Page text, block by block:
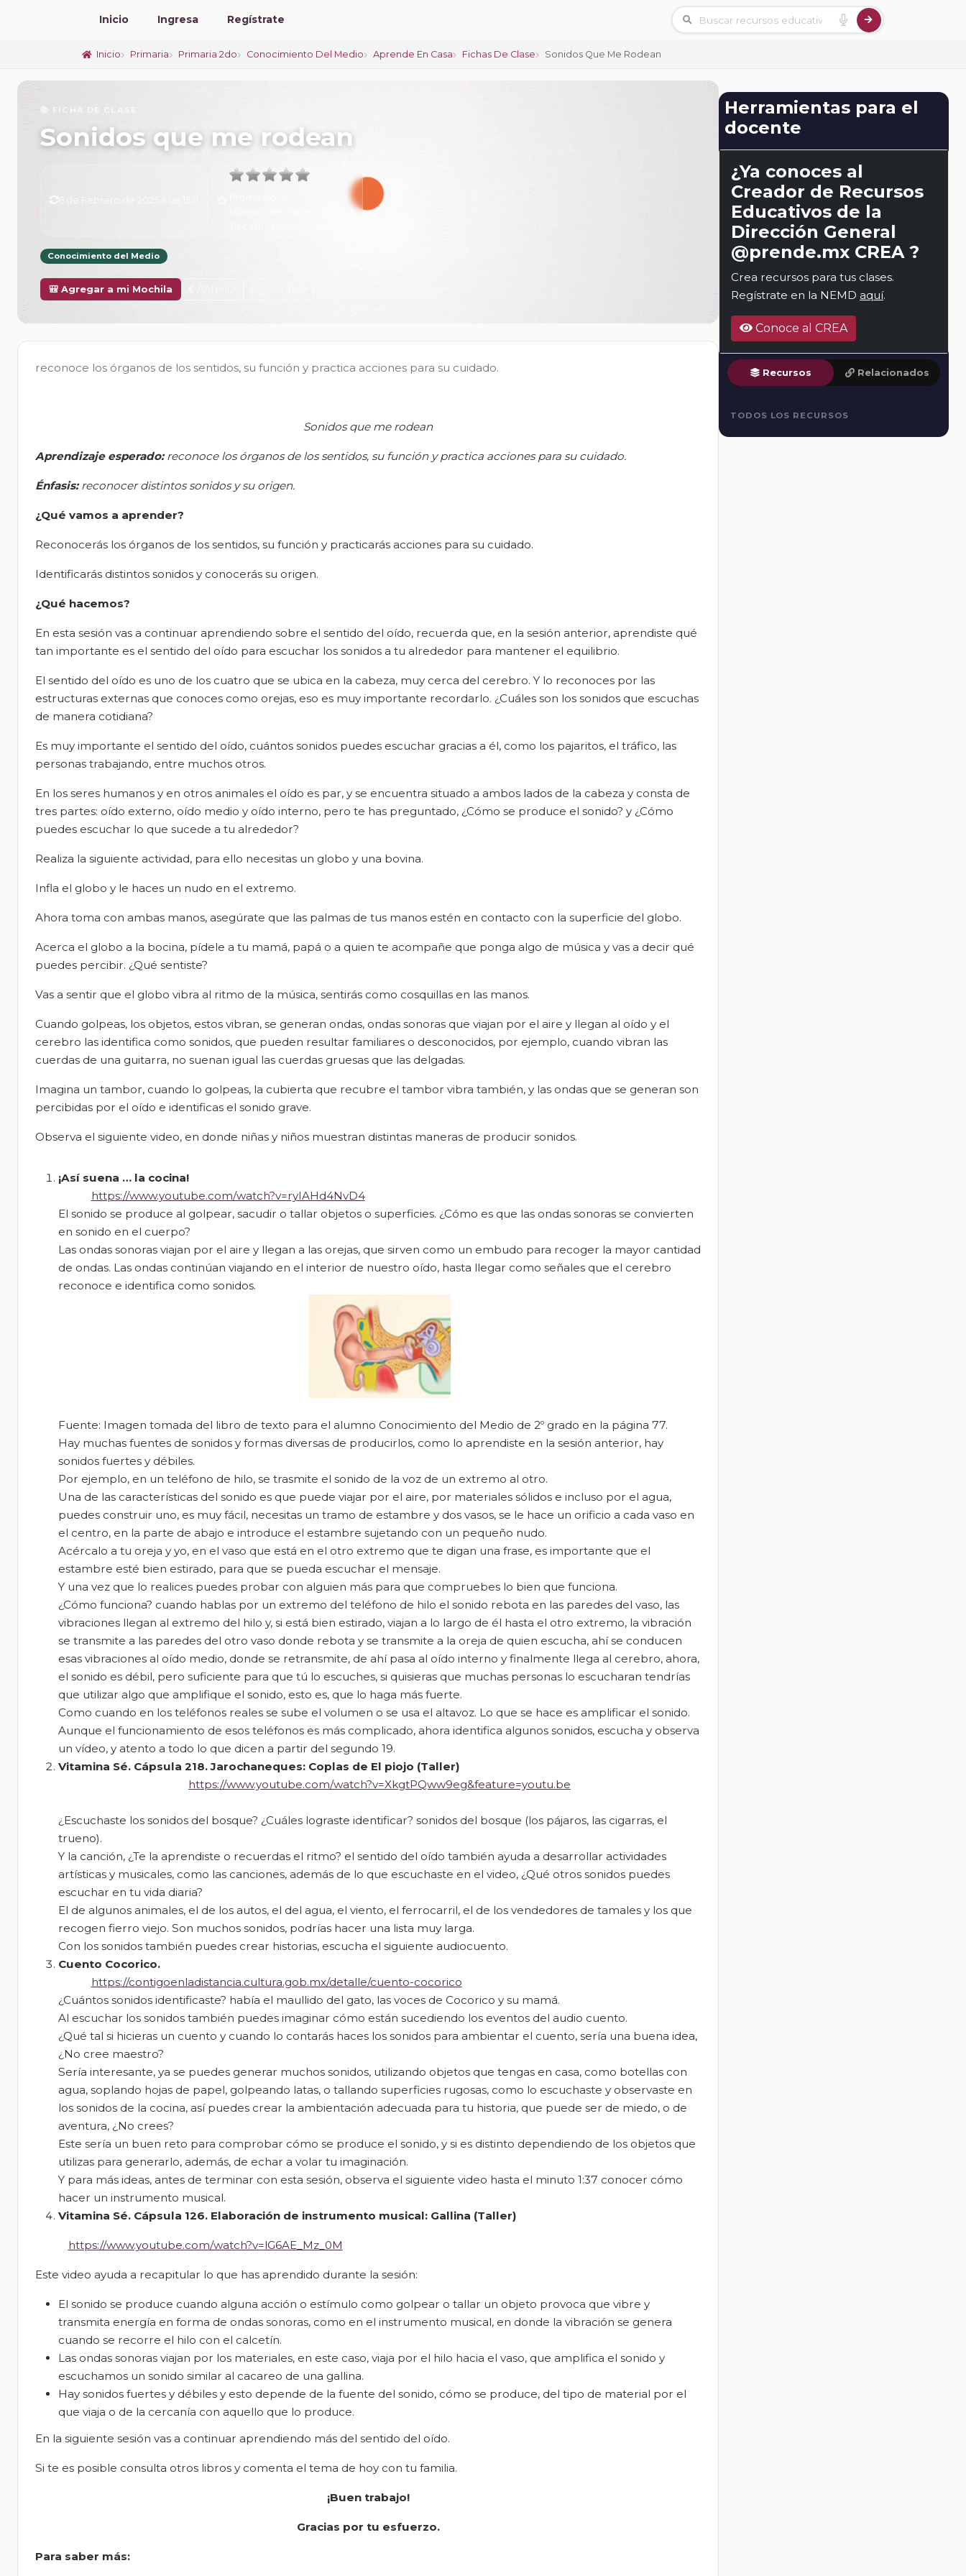
Inicio Ingresa Regístrate
Inicio Primaria Primaria 2do Conocimiento Del Medio Aprende En Casa Fichas De Clase Sonidos Que Me Rodean
📚 FICHA DE CLASE
Sonidos que me rodean
Conocimiento del Medio
🎒 Agregar a mi Mochila
reconoce los órganos de los sentidos, su función y practica acciones para su cuidado.
Sonidos que me rodean
Aprendizaje esperado:reconoce los órganos de los sentidos, su función y practica acciones para su cuidado.
Énfasis:reconocer distintos sonidos y su origen.
¿Qué vamos a aprender?
Reconocerás los órganos de los sentidos, su función y practicarás acciones para su cuidado.
Identificarás distintos sonidos y conocerás su origen.
¿Qué hacemos?
En esta sesión vas a continuar aprendiendo sobre el sentido del oído, recuerda que, en la sesión anterior, aprendiste qué
tan importante es el sentido del oído para escuchar los sonidos a tu alrededor para mantener el equilibrio.
El sentido del oído es uno de los cuatro que se ubica en la cabeza, muy cerca del cerebro. Y lo reconoces por las
estructuras externas que conoces como orejas, eso es muy importante recordarlo. ¿Cuáles son los sonidos que escuchas
de manera cotidiana?
Es muy importante el sentido del oído, cuántos sonidos puedes escuchar gracias a él, como los pajaritos, el tráfico, las
personas trabajando, entre muchos otros.
En los seres humanos y en otros animales el oído es par, y se encuentra situado a ambos lados de la cabeza y consta de
tres partes: oído externo, oído medio y oído interno, pero te has preguntado, ¿Cómo se produce el sonido? y ¿Cómo
puedes escuchar lo que sucede a tu alrededor?
Realiza la siguiente actividad, para ello necesitas un globo y una bovina.
Infla el globo y le haces un nudo en el extremo.
Ahora toma con ambas manos, asegúrate que las palmas de tus manos estén en contacto con la superficie del globo.
Acerca el globo a la bocina, pídele a tu mamá, papá o a quien te acompañe que ponga algo de música y vas a decir qué
puedes percibir. ¿Qué sentiste?
Vas a sentir que el globo vibra al ritmo de la música, sentirás como cosquillas en las manos.
Cuando golpeas, los objetos, estos vibran, se generan ondas, ondas sonoras que viajan por el aire y llegan al oído y el
cerebro las identifica como sonidos, que pueden resultar familiares o desconocidos, por ejemplo, cuando vibran las
cuerdas de una guitarra, no suenan igual las cuerdas gruesas que las delgadas.
Imagina un tambor, cuando lo golpeas, la cubierta que recubre el tambor vibra también, y las ondas que se generan son
percibidas por el oído e identificas el sonido grave.
Observa el siguiente video, en donde niñas y niños muestran distintas maneras de producir sonidos.
¡Así suena … la cocina!
https://www.youtube.com/watch?v=ryIAHd4NvD4
El sonido se produce al golpear, sacudir o tallar objetos o superficies. ¿Cómo es que las ondas sonoras se convierten
en sonido en el cuerpo?
Las ondas sonoras viajan por el aire y llegan a las orejas, que sirven como un embudo para recoger la mayor cantidad
de ondas. Las ondas continúan viajando en el interior de nuestro oído, hasta llegar como señales que el cerebro
reconoce e identifica como sonidos.
Fuente: Imagen tomada del libro de texto para el alumno Conocimiento del Medio de 2º grado en la página 77.
Hay muchas fuentes de sonidos y formas diversas de producirlos, como lo aprendiste en la sesión anterior, hay
sonidos fuertes y débiles.
Por ejemplo, en un teléfono de hilo, se trasmite el sonido de la voz de un extremo al otro.
Una de las características del sonido es que puede viajar por el aire, por materiales sólidos e incluso por el agua,
puedes construir uno, es muy fácil, necesitas un tramo de estambre y dos vasos, se le hace un orificio a cada vaso en
el centro, en la parte de abajo e introduce el estambre sujetando con un pequeño nudo.
Acércalo a tu oreja y yo, en el vaso que está en el otro extremo que te digan una frase, es importante que el
estambre esté bien estirado, para que se pueda escuchar el mensaje.
Y una vez que lo realices puedes probar con alguien más para que compruebes lo bien que funciona.
¿Cómo funciona? cuando hablas por un extremo del teléfono de hilo el sonido rebota en las paredes del vaso, las
vibraciones llegan al extremo del hilo y, si está bien estirado, viajan a lo largo de él hasta el otro extremo, la vibración
se transmite a las paredes del otro vaso donde rebota y se transmite a la oreja de quien escucha, ahí se conducen
esas vibraciones al oído medio, donde se retransmite, de ahí pasa al oído interno y finalmente llega al cerebro, ahora,
el sonido es débil, pero suficiente para que tú lo escuches, si quisieras que muchas personas lo escucharan tendrías
que utilizar algo que amplifique el sonido, esto es, que lo haga más fuerte.
Como cuando en los teléfonos reales se sube el volumen o se usa el altavoz. Lo que se hace es amplificar el sonido.
Aunque el funcionamiento de esos teléfonos es más complicado, ahora identifica algunos sonidos, escucha y observa
un vídeo, y atento a todo lo que dicen a partir del segundo 19.
Vitamina Sé. Cápsula 218.Jarochaneques: Coplas de El piojo (Taller)
https://www.youtube.com/watch?v=XkgtPQww9eg&feature=youtu.be
¿Escuchaste los sonidos del bosque? ¿Cuáles lograste identificar? sonidos del bosque (los pájaros, las cigarras, el
trueno).
Y la canción, ¿Te la aprendiste o recuerdas el ritmo? el sentido del oído también ayuda a desarrollar actividades
artísticas y musicales, como las canciones, además de lo que escuchaste en el video, ¿Qué otros sonidos puedes
escuchar en tu vida diaria?
El de algunos animales, el de los autos, el del agua, el viento, el ferrocarril, el de los vendedores de tamales y los que
recogen fierro viejo. Son muchos sonidos, podrías hacer una lista muy larga.
Con los sonidos también puedes crear historias, escucha el siguiente audiocuento.
Cuento Cocorico.
https://contigoenladistancia.cultura.gob.mx/detalle/cuento-cocorico
¿Cuántos sonidos identificaste? había el maullido del gato, las voces de Cocorico y su mamá.
Al escuchar los sonidos también puedes imaginar cómo están sucediendo los eventos del audio cuento.
¿Qué tal si hicieras un cuento y cuando lo contarás haces los sonidos para ambientar el cuento, sería una buena idea,
¿No cree maestro?
Sería interesante, ya se puedes generar muchos sonidos, utilizando objetos que tengas en casa, como botellas con
agua, soplando hojas de papel, golpeando latas, o tallando superficies rugosas, como lo escuchaste y observaste en
los sonidos de la cocina, así puedes crear la ambientación adecuada para tu historia, que puede ser de miedo, o de
aventura, ¿No crees?
Este sería un buen reto para comprobar cómo se produce el sonido, y si es distinto dependiendo de los objetos que
utilizas para generarlo, además, de echar a volar tu imaginación.
Y para más ideas, antes de terminar con esta sesión, observa el siguiente video hasta el minuto 1:37 conocer cómo
hacer un instrumento musical.
Vitamina Sé. Cápsula 126. Elaboración de instrumento musical: Gallina (Taller)
https://www.youtube.com/watch?v=lG6AE_Mz_0M
Este video ayuda a recapitular lo que has aprendido durante la sesión:
El sonido se produce cuando alguna acción o estímulo como golpear o tallar un objeto provoca que vibre y
transmita energía en forma de ondas sonoras, como en el instrumento musical, en donde la vibración se genera
cuando se recorre el hilo con el calcetín.
Las ondas sonoras viajan por los materiales, en este caso, viaja por el hilo hacia el vaso, que amplifica el sonido y
escuchamos un sonido similar al cacareo de una gallina.
Hay sonidos fuertes y débiles y esto depende de la fuente del sonido, cómo se produce, del tipo de material por el
que viaja o de la cercanía con aquello que lo produce.
En la siguiente sesión vas a continuar aprendiendo más del sentido del oído.
Si te es posible consulta otros libros y comenta el tema de hoy con tu familia.
¡Buen trabajo!
Gracias por tu esfuerzo.
Para saber más:
Herramientas para el
docente
¿Ya conoces al
Creador de Recursos
Educativos de la
Dirección General
@prende.mx CREA ?
Crea recursos para tus clases.
Regístrate en la NEMD aquí.
Conoce al CREA
Recursos Relacionados
TODOS LOS RECURSOS